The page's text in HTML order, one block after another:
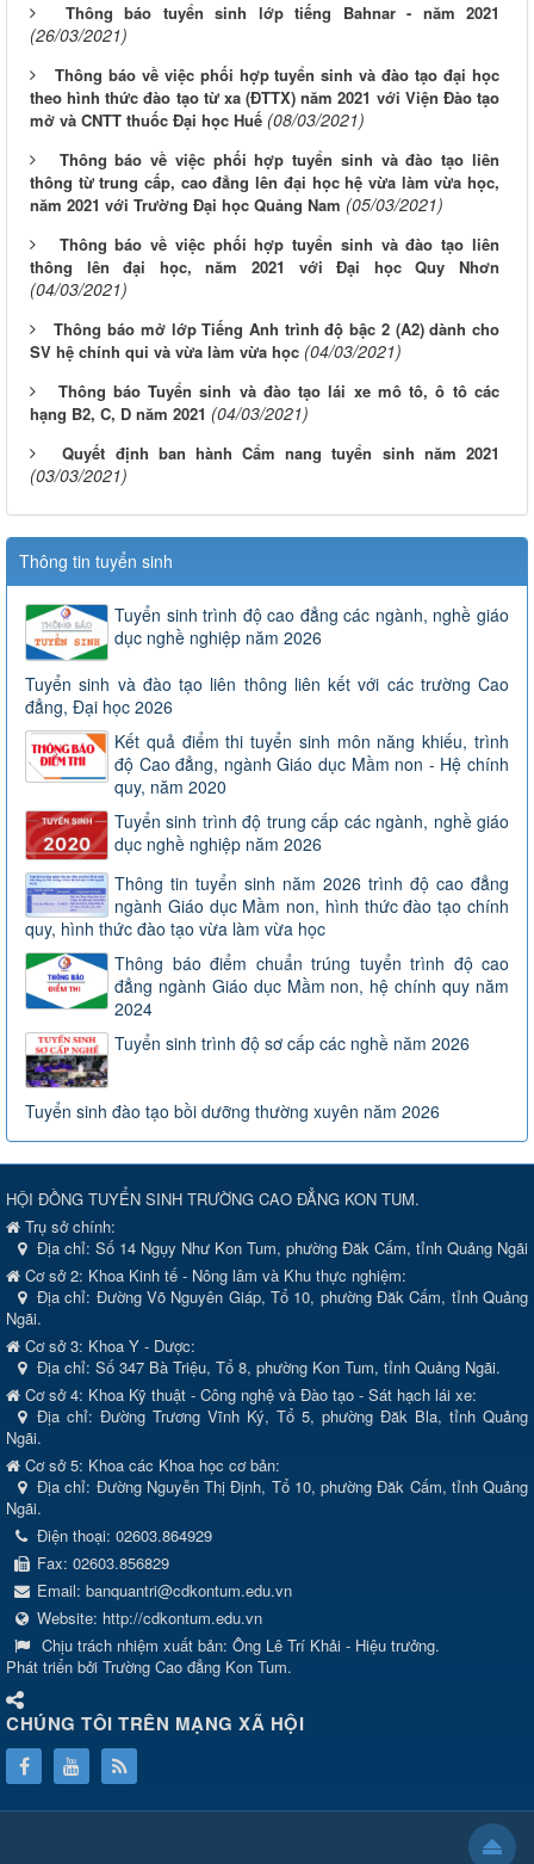
Thông báo tuyển sinh lớp tiếng Bahnar - năm 2021
(26/03/2021)
Thông báo về việc phối hợp tuyển sinh và đào tạo đại học
theo hình thức đào tạo từ xa (ĐTTX) năm 2021 với Viện Đào tạo
mở và CNTT thuốc Đại học Huế (08/03/2021)
Thông báo về việc phối hợp tuyển sinh và đào tạo liên
thông từ trung cấp, cao đẳng lên đại học hệ vừa làm vừa học,
năm 2021 với Trường Đại học Quảng Nam (05/03/2021)
Thông báo về việc phối hợp tuyển sinh và đào tạo liên
thông lên đại học, năm 2021 với Đại học Quy Nhơn
(04/03/2021)
Thông báo mở lớp Tiếng Anh trình độ bậc 2 (A2) dành cho
SV hệ chính qui và vừa làm vừa học (04/03/2021)
Thông báo Tuyển sinh và đào tạo lái xe mô tô, ô tô các
hạng B2, C, D năm 2021 (04/03/2021)
Quyết định ban hành Cẩm nang tuyển sinh năm 2021
(03/03/2021)
Thông tin tuyển sinh
Tuyển sinh trình độ cao đẳng các ngành, nghề giáo
dục nghề nghiệp năm 2026
Tuyển sinh và đào tạo liên thông liên kết với các trường Cao
đẳng, Đại học 2026
Kết quả điểm thi tuyển sinh môn năng khiếu, trình
độ Cao đẳng, ngành Giáo dục Mầm non - Hệ chính
quy, năm 2020
Tuyển sinh trình độ trung cấp các ngành, nghề giáo
dục nghề nghiệp năm 2026
Thông tin tuyển sinh năm 2026 trình độ cao đẳng
ngành Giáo dục Mầm non, hình thức đào tạo chính
quy, hình thức đào tạo vừa làm vừa học
Thông báo điểm chuẩn trúng tuyển trình độ cao
đẳng ngành Giáo dục Mầm non, hệ chính quy năm
2024
Tuyển sinh trình độ sơ cấp các nghề năm 2026
Tuyển sinh đào tạo bồi dưỡng thường xuyên năm 2026
HỘI ĐỒNG TUYỂN SINH TRƯỜNG CAO ĐẲNG KON TUM.
Trụ sở chính:
Địa chỉ: Số 14 Ngụy Như Kon Tum, phường Đăk Cấm, tỉnh Quảng Ngãi
Cơ sở 2: Khoa Kinh tế - Nông lâm và Khu thực nghiệm:
Địa chỉ: Đường Võ Nguyên Giáp, Tổ 10, phường Đăk Cấm, tỉnh Quảng
Ngãi.
Cơ sở 3: Khoa Y - Dược:
Địa chỉ: Số 347 Bà Triệu, Tổ 8, phường Kon Tum, tỉnh Quảng Ngãi.
Cơ sở 4: Khoa Kỹ thuật - Công nghệ và Đào tạo - Sát hạch lái xe:
Địa chỉ: Đường Trương Vĩnh Ký, Tổ 5, phường Đăk Bla, tỉnh Quảng
Ngãi.
Cơ sở 5: Khoa các Khoa học cơ bản:
Địa chỉ: Đường Nguyễn Thị Định, Tổ 10, phường Đăk Cấm, tỉnh Quảng
Ngãi.
Điện thoại: 02603.864929
Fax: 02603.856829
Email: banquantri@cdkontum.edu.vn
Website: http://cdkontum.edu.vn
Chịu trách nhiệm xuất bản: Ông Lê Trí Khải - Hiệu trưởng.
Phát triển bởi Trường Cao đẳng Kon Tum.
CHÚNG TÔI TRÊN MẠNG XÃ HỘI